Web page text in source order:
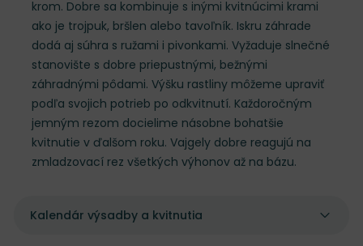
krom. Dobre sa kombinuje s inými kvitnúcimi krami
ako je trojpuk, bršlen alebo tavoľník. Iskru záhrade
dodá aj súhra s ružami i pivonkami. Vyžaduje slnečné
stanovište s dobre priepustnými, bežnými
záhradnými pôdami. Výšku rastliny môžeme upraviť
podľa svojich potrieb po odkvitnutí. Každoročným
jemným rezom docielime násobne bohatšie
kvitnutie v ďalšom roku. Vajgely dobre reagujú na
zmladzovací rez všetkých výhonov až na bázu.
Kalendár výsadby a kvitnutia